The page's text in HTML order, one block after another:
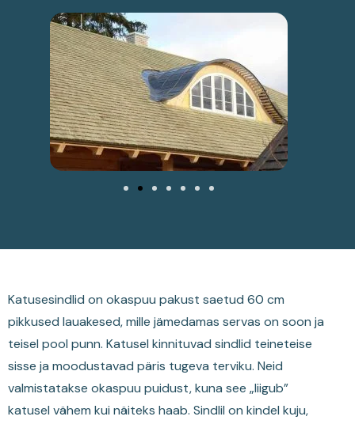
Katusesindlid on okaspuu pakust saetud 60 cm
pikkused lauakesed, mille jämedamas servas on soon ja
teisel pool punn. Katusel kinnituvad sindlid teineteise
sisse ja moodustavad päris tugeva terviku. Neid
valmistatakse okaspuu puidust, kuna see „liigub”
katusel vähem kui näiteks haab. Sindlil on kindel kuju,